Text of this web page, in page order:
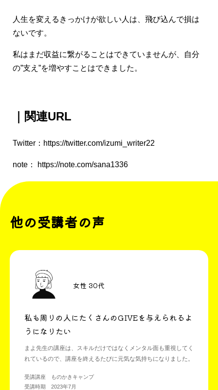
人生を変えるきっかけが欲しい人は、飛び込んで損は
ないです。
私はまだ収益に繋がることはできていませんが、自分
の”支え”を増やすことはできました。
｜関連URL
Twitter： https://twitter.com/izumi_writer22
note： https://note.com/sana1336
他の受講者の声
女性 30代
私も周りの人にたくさんのGIVEを与えられるよ
うになりたい
まよ先生の講座は、スキルだけではなくメンタル面も重視してく
れているので、講座を終えるたびに元気な気持ちになりました。
受講講座 ものかきキャンプ
受講時期 2023年7月